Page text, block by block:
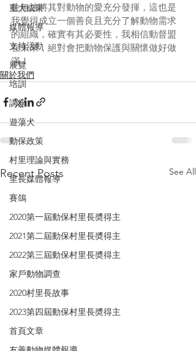
重大成果
媒體報導
支持活動
展覽
培訓
講座
遊蕩犬
動保政策
村里理論與實務
里長媒體報導
賽鴿
2020第一屆動保村里長奬得主
2021第二屆動保村里長奬得主
2022第三屆動保村里長奬得主
家戶動物調查
2020村里長故事
2023第四屆動保村里長奬得主
首頁文章
往無法將其對動物的愛充分發揮，這也是
我覺得成立一個善良且充分了解動物需求
的組織，確實有其必要性，我相信動督盟
在未來，絕對會把動物保護與關懷做好做
滿！
關於我們
Recent Posts See All